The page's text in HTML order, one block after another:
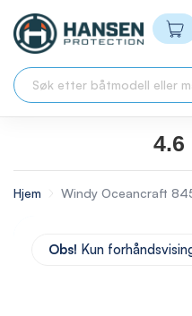
4.6
Hjem Windy Oceancraft
Obs! Kun